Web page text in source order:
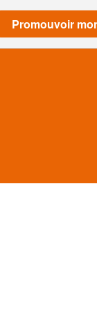
Promouvoir